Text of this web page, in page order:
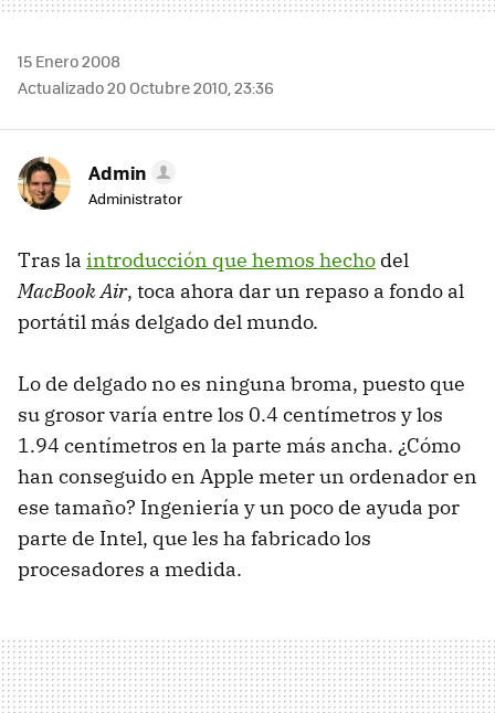
15 Enero 2008
Actualizado 20 Octubre 2010, 23:36
Admin
Administrator
Tras la introducción que hemos hecho del
MacBook Air, toca ahora dar un repaso a fondo al
portátil más delgado del mundo.
Lo de delgado no es ninguna broma, puesto que
su grosor varía entre los 0.4 centímetros y los
1.94 centímetros en la parte más ancha. ¿Cómo
han conseguido en Apple meter un ordenador en
ese tamaño? Ingeniería y un poco de ayuda por
parte de Intel, que les ha fabricado los
procesadores a medida.